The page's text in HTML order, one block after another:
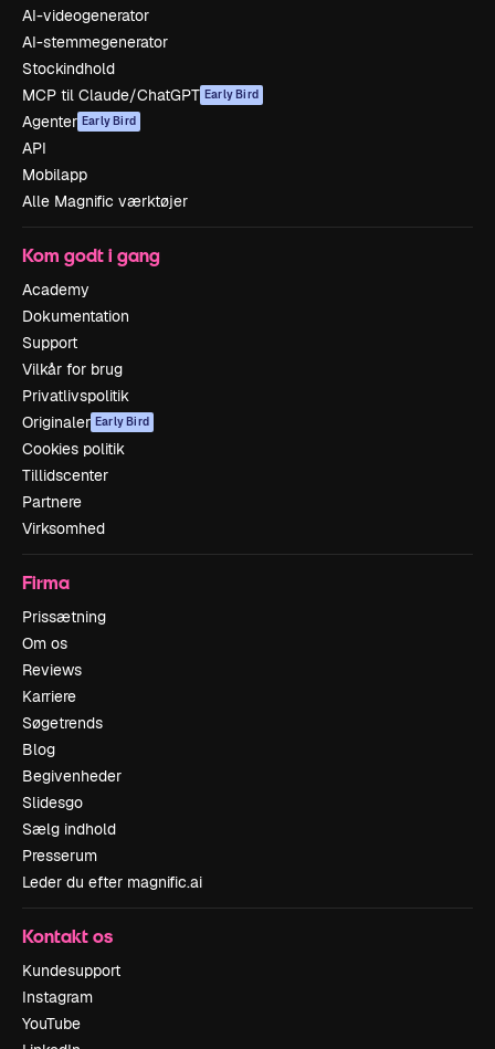
AI-videogenerator
AI-stemmegenerator
Stockindhold
MCP til Claude/ChatGPT Early Bird
Agenter Early Bird
API
Mobilapp
Alle Magnific værktøjer
Kom godt i gang
Academy
Dokumentation
Support
Vilkår for brug
Privatlivspolitik
Originaler Early Bird
Cookies politik
Tillidscenter
Partnere
Virksomhed
Firma
Prissætning
Om os
Reviews
Karriere
Søgetrends
Blog
Begivenheder
Slidesgo
Sælg indhold
Presserum
Leder du efter magnific.ai
Kontakt os
Kundesupport
Instagram
YouTube